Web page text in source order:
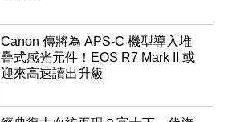
Canon 傳將為 APS-C 機型導入堆
疊式感光元件！EOS R7 Mark II 或
迎來高速讀出升級